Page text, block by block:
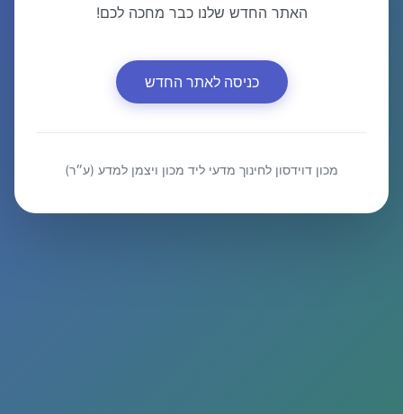
האתר החדש שלנו כבר מחכה לכם!
כניסה לאתר החדש
מכון דוידסון לחינוך מדעי ליד מכון ויצמן למדע (ע״ר)